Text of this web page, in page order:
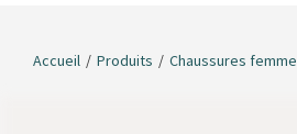
Accueil / Produits / Chaussures femme